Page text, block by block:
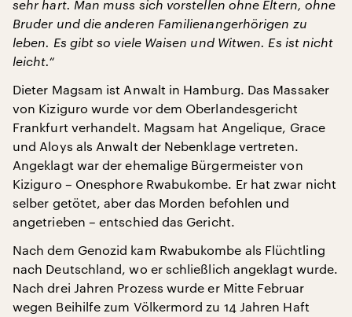
sehr hart. Man muss sich vorstellen ohne Eltern, ohne
Bruder und die anderen Familienangerhörigen zu
leben. Es gibt so viele Waisen und Witwen. Es ist nicht
leicht.“
Dieter Magsam ist Anwalt in Hamburg. Das Massaker
von Kiziguro wurde vor dem Oberlandesgericht
Frankfurt verhandelt. Magsam hat Angelique, Grace
und Aloys als Anwalt der Nebenklage vertreten.
Angeklagt war der ehemalige Bürgermeister von
Kiziguro – Onesphore Rwabukombe. Er hat zwar nicht
selber getötet, aber das Morden befohlen und
angetrieben – entschied das Gericht.
Nach dem Genozid kam Rwabukombe als Flüchtling
nach Deutschland, wo er schließlich angeklagt wurde.
Nach drei Jahren Prozess wurde er Mitte Februar
wegen Beihilfe zum Völkermord zu 14 Jahren Haft